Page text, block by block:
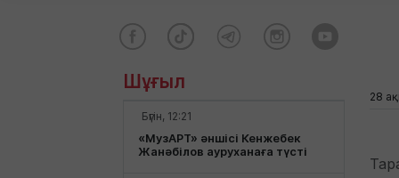
Шұғыл
Бүгін, 12:21
«МузАРТ» әншісі Кенжебек
Жанәбілов ауруханаға түсті
28